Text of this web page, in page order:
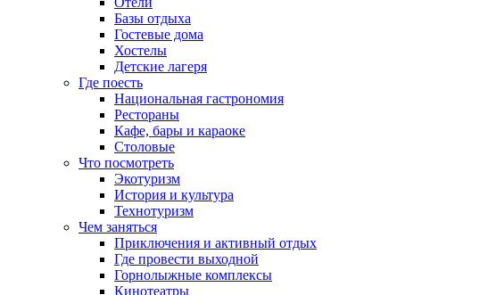
Базы отдыха
Гостевые дома
Хостелы
Детские лагеря
Где поесть
Национальная гастрономия
Рестораны
Кафе, бары и караоке
Столовые
Что посмотреть
Экотуризм
История и культура
Технотуризм
Чем заняться
Приключения и активный отдых
Где провести выходной
Горнолыжные комплексы
Кинотеатры